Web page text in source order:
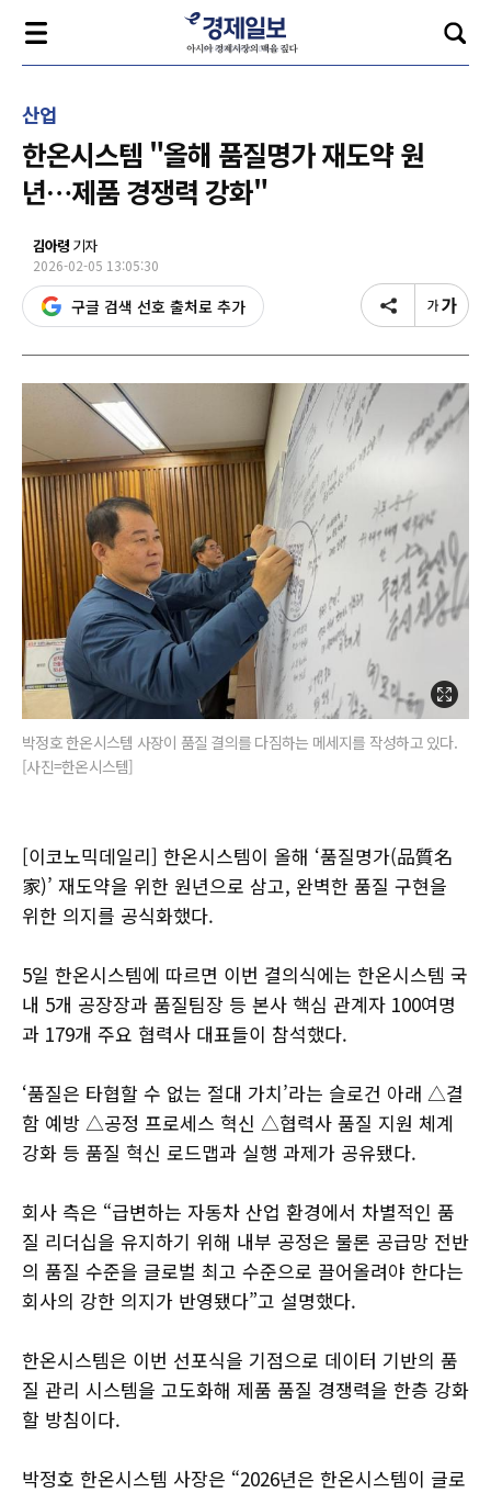
산업
한온시스템 "올해 품질명가 재도약 원
년…제품 경쟁력 강화"
김아령 기자
2026-02-05 13:05:30
구글 검색 선호 출처로 추가
박정호 한온시스템 사장이 품질 결의를 다짐하는 메세지를 작성하고 있다.
[사진=한온시스템]
[이코노믹데일리] 한온시스템이 올해 ‘품질명가(品質名
家)’ 재도약을 위한 원년으로 삼고, 완벽한 품질 구현을
위한 의지를 공식화했다.
5일 한온시스템에 따르면 이번 결의식에는 한온시스템 국
내 5개 공장장과 품질팀장 등 본사 핵심 관계자 100여명
과 179개 주요 협력사 대표들이 참석했다.
‘품질은 타협할 수 없는 절대 가치’라는 슬로건 아래 △결
함 예방 △공정 프로세스 혁신 △협력사 품질 지원 체계
강화 등 품질 혁신 로드맵과 실행 과제가 공유됐다.
회사 측은 “급변하는 자동차 산업 환경에서 차별적인 품
질 리더십을 유지하기 위해 내부 공정은 물론 공급망 전반
의 품질 수준을 글로벌 최고 수준으로 끌어올려야 한다는
회사의 강한 의지가 반영됐다”고 설명했다.
한온시스템은 이번 선포식을 기점으로 데이터 기반의 품
질 관리 시스템을 고도화해 제품 품질 경쟁력을 한층 강화
할 방침이다.
박정호 한온시스템 사장은 “2026년은 한온시스템이 글로